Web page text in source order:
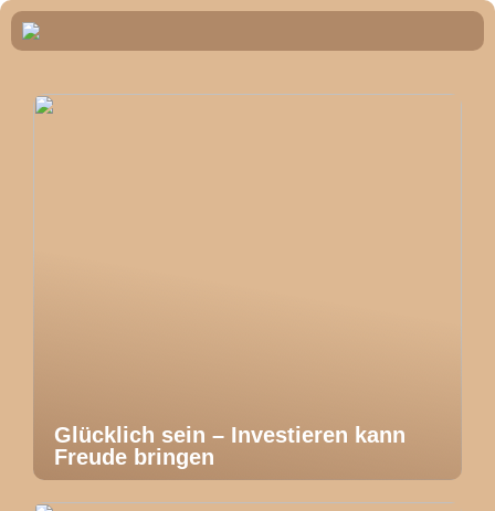
Glücklich sein – Investieren kann
Freude bringen